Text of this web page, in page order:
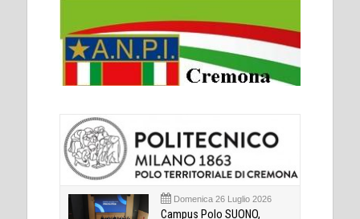
Domenica 26 Luglio 2026
Campus Polo SUONO,